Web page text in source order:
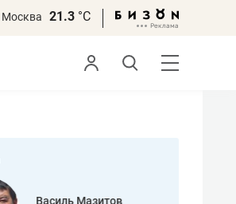
Москва 21.3 °С
Василь Мазитов